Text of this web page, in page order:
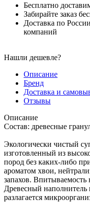
Бесплатно
Забирайте заказ
Доставка по
компаний
Нашли дешевле?
Описание
Бренд
Доставка и
Отзывы
Описание
Состав: древесные
Экологически чистый
изготовленный из
пород без каких-либо
ароматом хвои,
запахов. Впитываемость
Древесный наполнитель
разлагается